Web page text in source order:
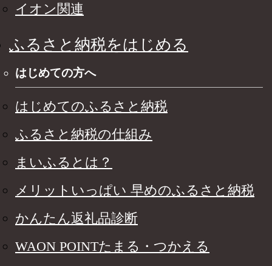
イオン関連
ふるさと納税をはじめる
はじめての方へ
はじめてのふるさと納税
ふるさと納税の仕組み
まいふるとは？
メリットいっぱい 早めのふるさと納税
かんたん返礼品診断
WAON POINTたまる・つかえる